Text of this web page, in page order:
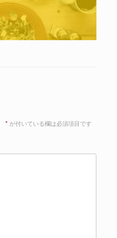
* が付いている欄は必須項目です